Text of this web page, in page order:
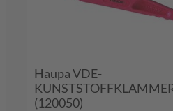
Haupa VDE-
(120050)